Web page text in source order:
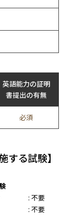
英語能力の証明
書提出の有無
必須
する試験】
: 不要
: 不要